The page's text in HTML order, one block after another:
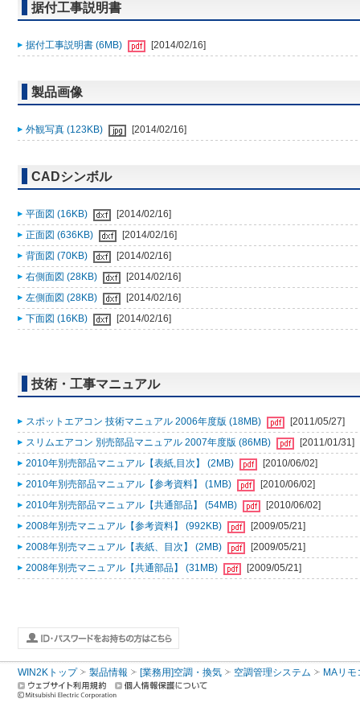
据付工事説明書
据付工事説明書 (6MB) [2014/02/16]
製品画像
外観写真 (123KB) [2014/02/16]
CADシンボル
平面図 (16KB)
[2014/02/16]
正面図 (636KB)
[2014/02/16]
背面図 (70KB)
[2014/02/16]
右側面図 (28KB)
[2014/02/16]
左側面図 (28KB)
[2014/02/16]
下面図 (16KB)
[2014/02/16]
技術・工事マニュアル
スポットエアコン 技術マニュアル 2006年度版 (18MB)
[2011/05/27]
スリムエアコン 別売部品マニュアル 2007年度版 (86MB)
[2011/01/31]
2010年別売部品マニュアル【表紙,目次】 (2MB)
[2010/06/02]
2010年別売部品マニュアル【参考資料】 (1MB)
[2010/06/02]
2010年別売部品マニュアル【共通部品】 (54MB)
[2010/06/02]
2008年別売マニュアル【参考資料】 (992KB)
[2009/05/21]
2008年別売マニュアル【表紙、目次】 (2MB)
[2009/05/21]
2008年別売マニュアル【共通部品】 (31MB)
[2009/05/21]
WIN2Kトップ 製品情報 [業務用]空調・換気 空調管理システム MAリモ